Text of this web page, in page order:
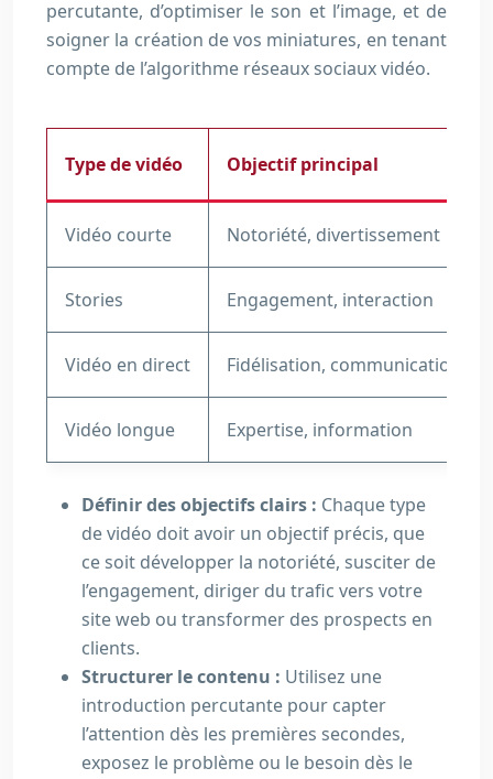
percutante, d’optimiser le son et l’image, et de
soigner la création de vos miniatures, en tenant
compte de l’algorithme réseaux sociaux vidéo.
Type de vidéo Objectif principal
Vidéo courte Notoriété, divertissement
Stories Engagement, interaction
Vidéo en direct Fidélisation, communication
Vidéo longue Expertise, information
Définir des objectifs clairs : Chaque type
de vidéo doit avoir un objectif précis, que
ce soit développer la notoriété, susciter de
l’engagement, diriger du trafic vers votre
site web ou transformer des prospects en
clients.
Structurer le contenu : Utilisez une
introduction percutante pour capter
l’attention dès les premières secondes,
exposez le problème ou le besoin dès le